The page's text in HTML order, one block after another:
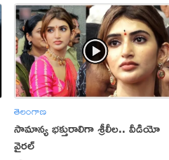
తెలంగాణ
సామాన్య భక్తురాలిగా శ్రీలీల.. వీడియో
వైరల్